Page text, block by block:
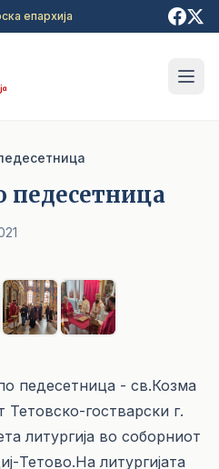
епархија
педесетница
педесетница - св.Козма
гостварски г.
литургија во соборниот
Тетово.На литургијата